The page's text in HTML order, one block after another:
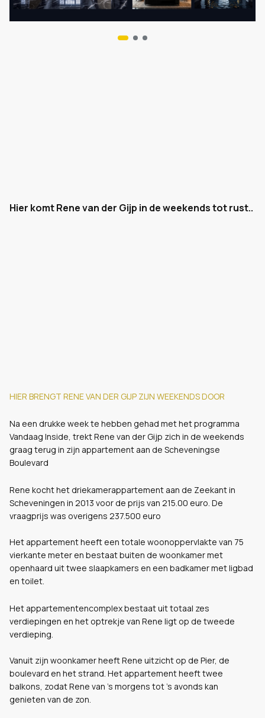
Hier komt Rene van der Gijp in de weekends tot rust..
HIER BRENGT RENE VAN DER GIJP ZIJN WEEKENDS DOOR
Na een drukke week te hebben gehad met het programma
Vandaag Inside, trekt Rene van der Gijp zich in de weekends
graag terug in zijn appartement aan de Scheveningse
Boulevard
Rene kocht het driekamerappartement aan de Zeekant in
Scheveningen in 2013 voor de prijs van 215.00 euro. De
vraagprijs was overigens 237.500 euro
Het appartement heeft een totale woonoppervlakte van 75
vierkante meter en bestaat buiten de woonkamer met
openhaard uit twee slaapkamers en een badkamer met ligbad
en toilet.
Het appartementencomplex bestaat uit totaal zes
verdiepingen en het optrekje van Rene ligt op de tweede
verdieping.
Vanuit zijn woonkamer heeft Rene uitzicht op de Pier, de
boulevard en het strand. Het appartement heeft twee
balkons, zodat Rene van 's morgens tot 's avonds kan
genieten van de zon.